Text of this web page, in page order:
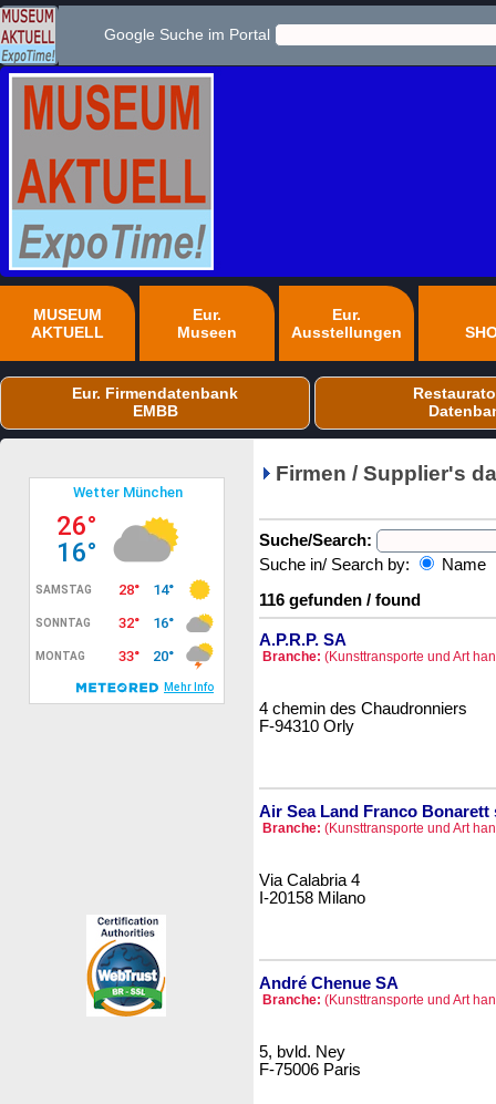
Google Suche im Portal
MUSEUM
AKTUELL
Eur.
Museen
Eur.
Ausstellungen
Eur. Firmendatenbank
EMBB
Firmen / Supplier's
Suche/Search:
Suche in/ Search by:
Name
116 gefunden / found
A.P.R.P. SA
Branche: (Kunsttransporte und Art
4 chemin des Chaudronniers
F-94310 Orly
Air Sea Land Franco Bonarett
Branche: (Kunsttransporte und Art
Via Calabria 4
I-20158 Milano
André Chenue SA
Branche: (Kunsttransporte und Art
5, bvld. Ney
F-75006 Paris